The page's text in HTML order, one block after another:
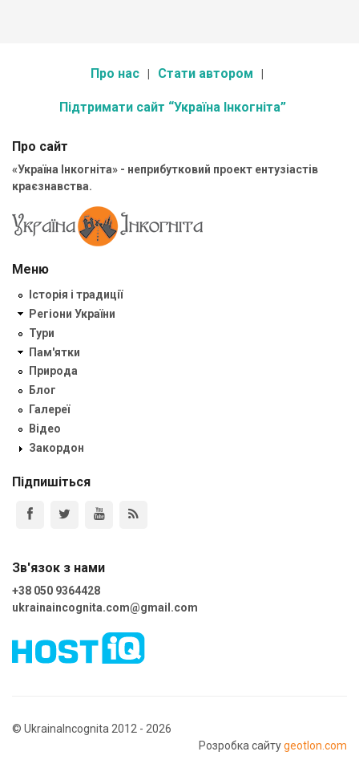
Про нас Стати автором
Підтримати сайт “Україна Інкогніта”
Про сайт
«Україна Інкогніта» - неприбутковий проект ентузіастів
краєзнавства.
Меню
Історія і традиції
Регіони України
Тури
Пам'ятки
Природа
Блог
Галереї
Відео
Закордон
Підпишіться
Зв'язок з нами
+38 050 9364428
ukrainaincognita.com@gmail.com
© UkrainaIncognita 2012 - 2026
Розробка сайтуgeotlon.com